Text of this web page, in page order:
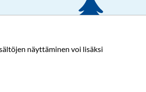
näyttäminen voi lisäksi